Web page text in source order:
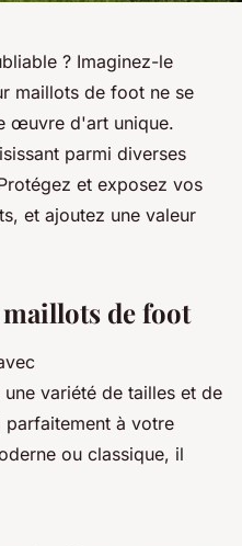
? Imaginez-le
maillots de foot ne se
œuvre d'art unique.
parmi diverses
et exposez vos
et ajoutez une valeur
de foot
variété de tailles et de
à votre
ou classique, il